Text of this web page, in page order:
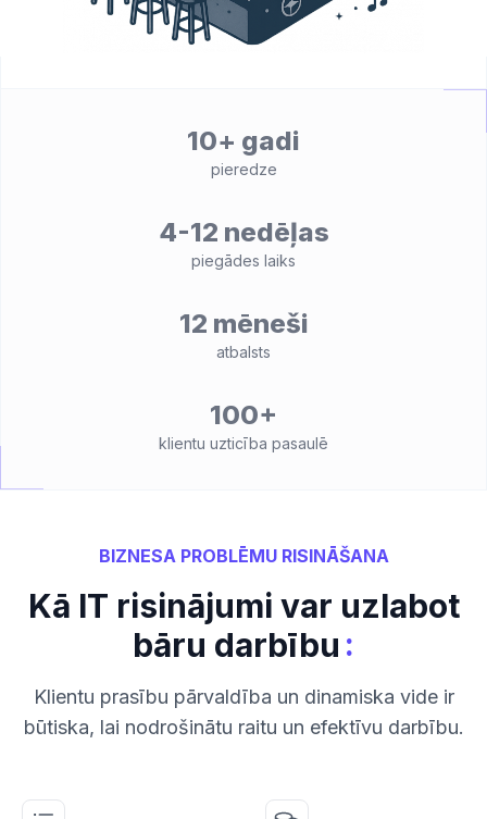
10+ gadi
pieredze
4-12 nedēļas
piegādes laiks
12 mēneši
atbalsts
100+
klientu uzticība pasaulē
BIZNESA PROBLĒMU RISINĀŠANA
Kā IT risinājumi var uzlabot
bāru darbību :
Klientu prasību pārvaldība un dinamiska vide ir
būtiska, lai nodrošinātu raitu un efektīvu darbību.